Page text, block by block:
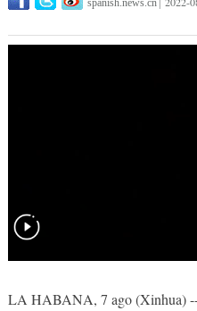
spanish.news.cn
LA HABANA, 7 ago (Xinhua) --